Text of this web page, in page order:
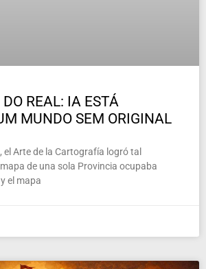
DO REAL: IA ESTÁ
MUNDO SEM ORIGINAL
el Arte de la Cartografía logró tal
de una sola Provincia ocupaba
el mapa